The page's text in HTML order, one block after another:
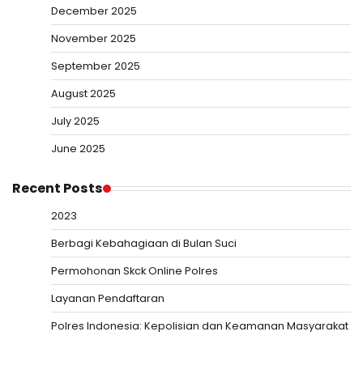
December 2025
November 2025
September 2025
August 2025
July 2025
June 2025
Recent Posts
2023
Berbagi Kebahagiaan di Bulan Suci
Permohonan Skck Online Polres
Layanan Pendaftaran
Polres Indonesia: Kepolisian dan Keamanan Masyarakat